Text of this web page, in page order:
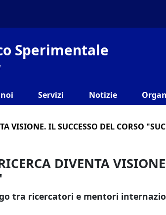
Sperimentale
Servizi Notizie
VISIONE. IL SUCCESSO DEL CORSO
DIVENTA
tra ricercatori e mentori